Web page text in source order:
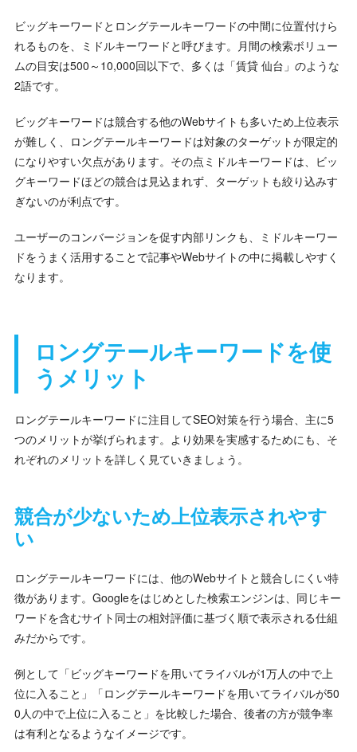
ビッグキーワードとロングテールキーワードの中間に位置付けら
れるものを、ミドルキーワードと呼びます。月間の検索ボリュー
ムの目安は500～10,000回以下で、多くは「賃貸 仙台」のような
2語です。
ビッグキーワードは競合する他のWebサイトも多いため上位表示
が難しく、ロングテールキーワードは対象のターゲットが限定的
になりやすい欠点があります。その点ミドルキーワードは、ビッ
グキーワードほどの競合は見込まれず、ターゲットも絞り込みす
ぎないのが利点です。
ユーザーのコンバージョンを促す内部リンクも、ミドルキーワー
ドをうまく活用することで記事やWebサイトの中に掲載しやすく
なります。
ロングテールキーワードを使
うメリット
ロングテールキーワードに注目してSEO対策を行う場合、主に5
つのメリットが挙げられます。より効果を実感するためにも、そ
れぞれのメリットを詳しく見ていきましょう。
競合が少ないため上位表示されやす
い
ロングテールキーワードには、他のWebサイトと競合しにくい特
徴があります。Googleをはじめとした検索エンジンは、同じキー
ワードを含むサイト同士の相対評価に基づく順で表示される仕組
みだからです。
例として「ビッグキーワードを用いてライバルが1万人の中で上
位に入ること」「ロングテールキーワードを用いてライバルが50
0人の中で上位に入ること」を比較した場合、後者の方が競争率
は有利となるようなイメージです。